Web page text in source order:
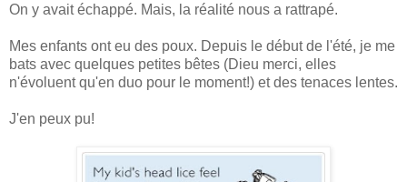
On y avait échappé. Mais, la réalité nous a rattrapé.
Mes enfants ont eu des poux. Depuis le début de l'été, je me
bats avec quelques petites bêtes (Dieu merci, elles
n'évoluent qu'en duo pour le moment!) et des tenaces lentes.
J'en peux pu!